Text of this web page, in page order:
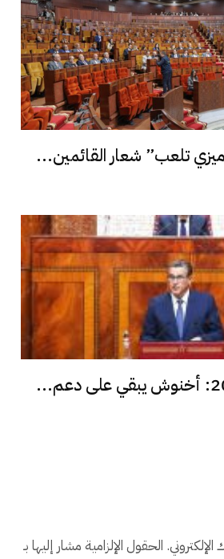
تلعب” شعار القائمين...
الحقول الإلزامية مشار إليها بـ